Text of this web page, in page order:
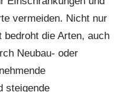
vermeiden. Nicht nur
die Arten, auch
Neubau- oder
steigende